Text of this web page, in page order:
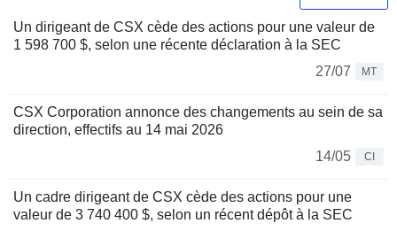
Un dirigeant de CSX cède des actions pour une valeur de
1 598 700 $, selon une récente déclaration à la SEC
27/07
MT
CSX Corporation annonce des changements au sein de sa
direction, effectifs au 14 mai 2026
14/05
CI
Un cadre dirigeant de CSX cède des actions pour une
valeur de 3 740 400 $, selon un récent dépôt à la SEC